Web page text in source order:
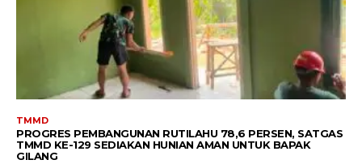
TMMD
PROGRES PEMBANGUNAN RUTILAHU 78,6 PERSEN, SATGAS
TMMD KE-129 SEDIAKAN HUNIAN AMAN UNTUK BAPAK
GILANG